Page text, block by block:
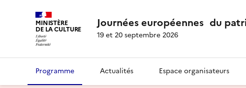
MINISTÈRE
DE LA CULTURE Journées européennes du
19 et 20 septembre 2026
Programme Actualités Espace organisateurs